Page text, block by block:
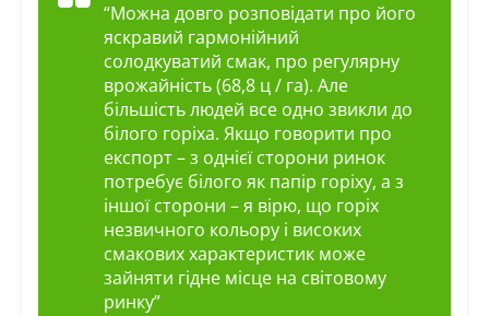
“Можна довго розповідати про його
яскравий гармонійний
солодкуватий смак, про регулярну
врожайність (68,8 ц / га). Але
більшість людей все одно звикли до
білого горіха. Якщо говорити про
експорт – з однієї сторони ринок
потребує білого як папір горіху, а з
іншої сторони – я вірю, що горіх
незвичного кольору і високих
смакових характеристик може
зайняти гідне місце на світовому
ринку”